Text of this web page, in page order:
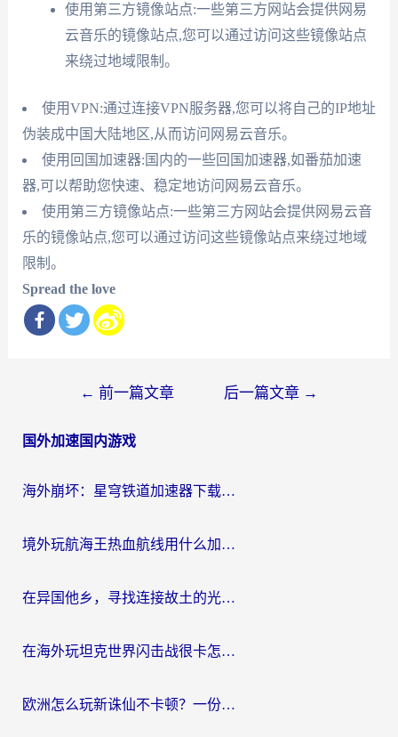
使用第三方镜像站点:一些第三方网站会提供网易
云音乐的镜像站点,您可以通过访问这些镜像站点
来绕过地域限制。
使用VPN:通过连接VPN服务器,您可以将自己的IP地址
伪装成中国大陆地区,从而访问网易云音乐。
使用回国加速器:国内的一些回国加速器,如番茄加速
器,可以帮助您快速、稳定地访问网易云音乐。
使用第三方镜像站点:一些第三方网站会提供网易云音
乐的镜像站点,您可以通过访问这些镜像站点来绕过地域
限制。
Spread the love
导
← 前一篇文章 后一篇文章 →
国外加速国内游戏
海外崩坏：星穹铁道加速器下载安装：一份给游子的终极网络指南
境外玩航海王热血航线用什么加速器？2026海外玩家实测最优方案（附欧洲问道堡垒前线加速技巧）
在异国他乡，寻找连接故土的光明大陆免费加速器
在海外玩坦克世界闪击战很卡怎么办？老玩家亲测有效的加速器选择指南
欧洲怎么玩新诛仙不卡顿？一份给海外游子的国服游戏畅玩指南